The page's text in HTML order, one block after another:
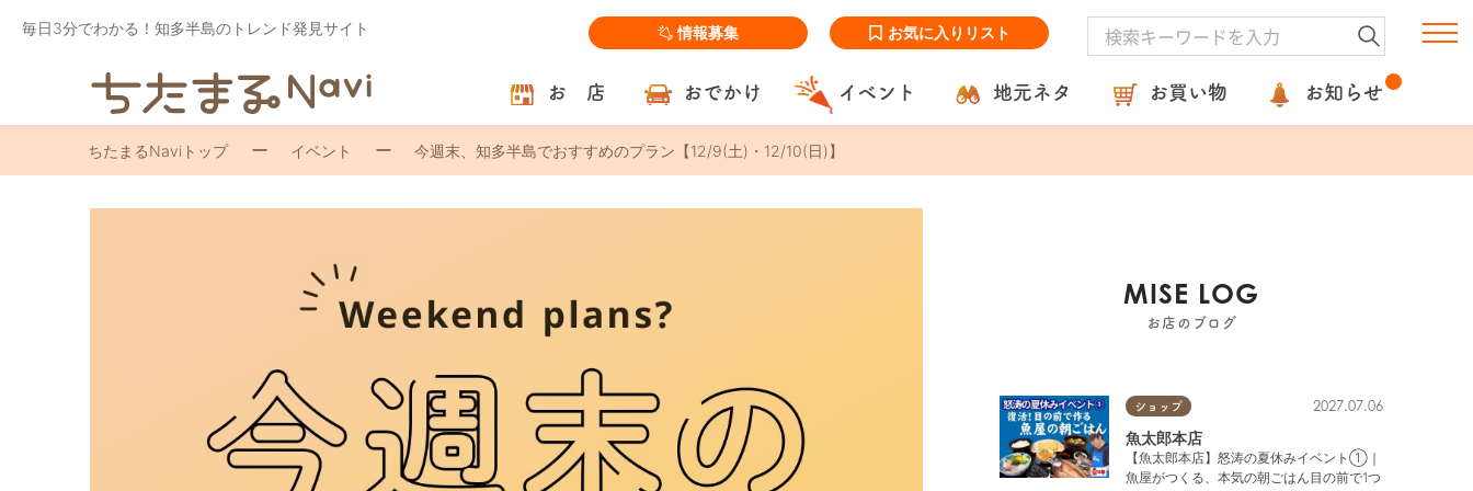
毎日3分でわかる！知多半島のトレンド発見サイト 情報募集 お気に入りリスト
お 店 おでかけ イベント 地元ネタ お買い物 お知らせ
ちたまるNaviトップ イベント 今週末、知多半島でおすすめのプラン【12/9(土)・12/10(日)】
MISE LOG
お店のブログ
ショップ 2027.07.06
魚太郎本店
【魚太郎本店】怒涛の夏休みイベント①｜
魚屋がつくる、本気の朝ごはん目の前で1つ